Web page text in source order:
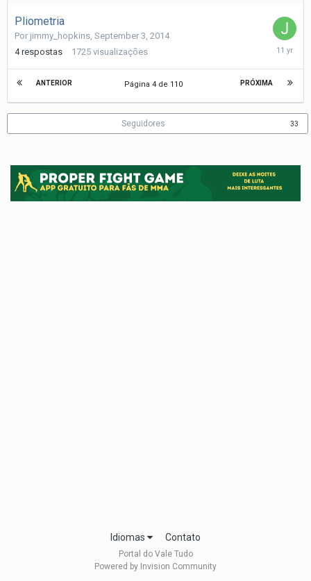
Pliometria
Por jimmy_hopkins September 3, 2014
4 respostas 1725 visualizações
2014
ANTERIOR PRÓXIMA
Página 4 de 110
Seguidores 33
Idiomas Contato
Portal do Vale Tudo
Powered by Invision Community